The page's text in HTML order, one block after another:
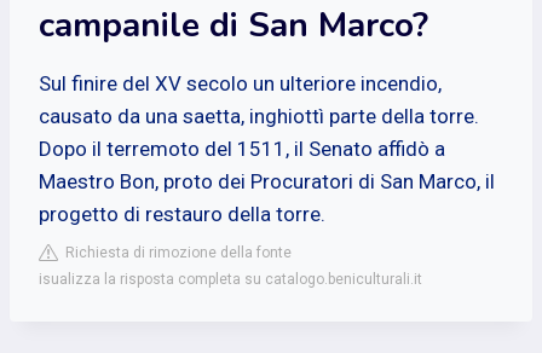
campanile di San Marco?
Sul finire del XV secolo un ulteriore incendio,
causato da una saetta, inghiottì parte della torre.
Dopo il terremoto del 1511, il Senato affidò a
Maestro Bon, proto dei Procuratori di San Marco, il
progetto di restauro della torre.
Richiesta di rimozione della fonte
isualizza la risposta completa su catalogo.beniculturali.it